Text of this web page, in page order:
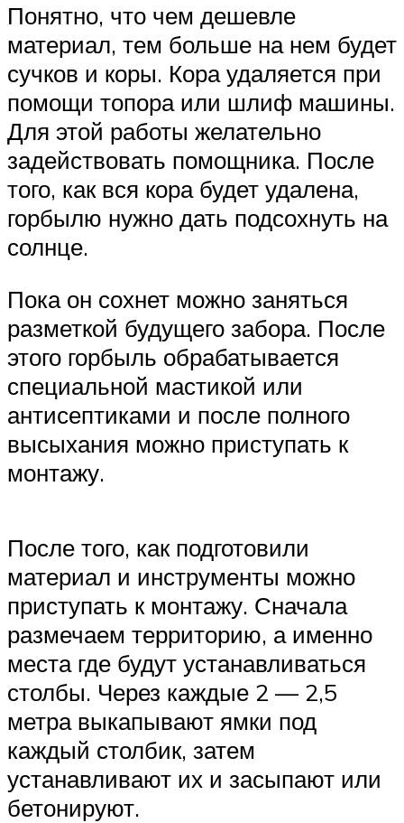
Понятно, что чем дешевле
материал, тем больше на нем будет
сучков и коры. Кора удаляется при
помощи топора или шлиф машины.
Для этой работы желательно
задействовать помощника. После
того, как вся кора будет удалена,
горбылю нужно дать подсохнуть на
солнце.
Пока он сохнет можно заняться
разметкой будущего забора. После
этого горбыль обрабатывается
специальной мастикой или
антисептиками и после полного
высыхания можно приступать к
монтажу.
После того, как подготовили
материал и инструменты можно
приступать к монтажу. Сначала
размечаем территорию, а именно
места где будут устанавливаться
столбы. Через каждые 2 — 2,5
метра выкапывают ямки под
каждый столбик, затем
устанавливают их и засыпают или
бетонируют.